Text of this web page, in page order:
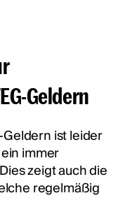
Geldern
ist leider
immer
zeigt auch die
regelmäßig